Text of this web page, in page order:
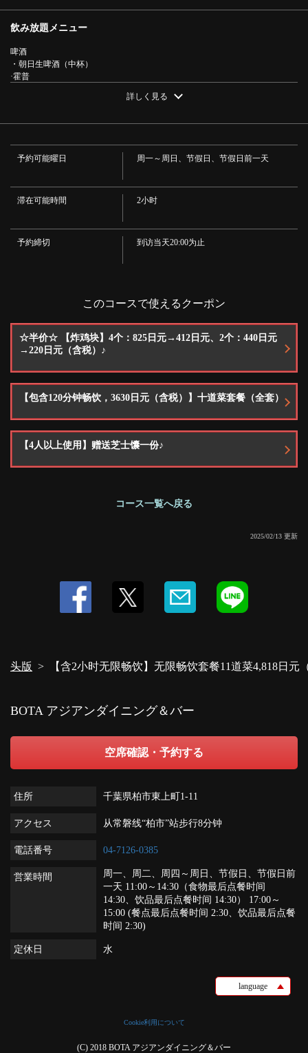
飲み放題メニュー
啤酒
・朝日生啤酒（中杯）
·霍普
・柚子酸/酸橘酸/荔枝酸/巨峰酸/酸橙酸/柠檬酸/苹果酸/葡萄柚酸/乌龙高级/绿茶
·烧酒
·鸡尾酒
卡西斯拉西/卡西斯橙子
·威士忌
·红色·白色
・乌龙茶/拉西/芒果拉西/马萨拉茶（热/冰）/咖啡（热/冰）/橙汁/芒果汁/可乐/姜
詳しく見る
予約可能曜日 周一～周日、节假日、节假日前一天
滞在可能時間 2小时
予約締切 到访当天20:00为止
このコースで使えるクーポン
☆半价☆ 【炸鸡块】4个：825日元→412日元、2个：440日元
→220日元（含税）♪
【包含120分钟畅饮，3630日元（含税）】十道菜套餐（全套）
【4人以上使用】赠送芝士馕一份♪
コース一覧へ戻る
2025/02/13 更新
头版 【含2小时无限畅饮】无限畅饮套餐11道菜4,818日元
【含2小时无限畅饮】无限畅饮套餐11道菜4,818日元（含
https://bota.owst.jp/courses/10440847
お店情報をコピー
BOTA アジアンダイニング＆バー
空席確認・予約する
住所 千葉県柏市東上町1-11
アクセス 从常磐线“柏市”站步行8分钟
電話番号 04-7126-0385
営業時間
周一、周二、周四～周日、节假日、节假日前
一天 11:00～14:30（食物最后点餐时间
14:30、饮品最后点餐时间 14:30） 17:00～
15:00 (餐点最后点餐时间 2:30、饮品最后点餐
时间 2:30)
定休日 水
language
Cookie利用について
(C) 2018 BOTA アジアンダイニング＆バー